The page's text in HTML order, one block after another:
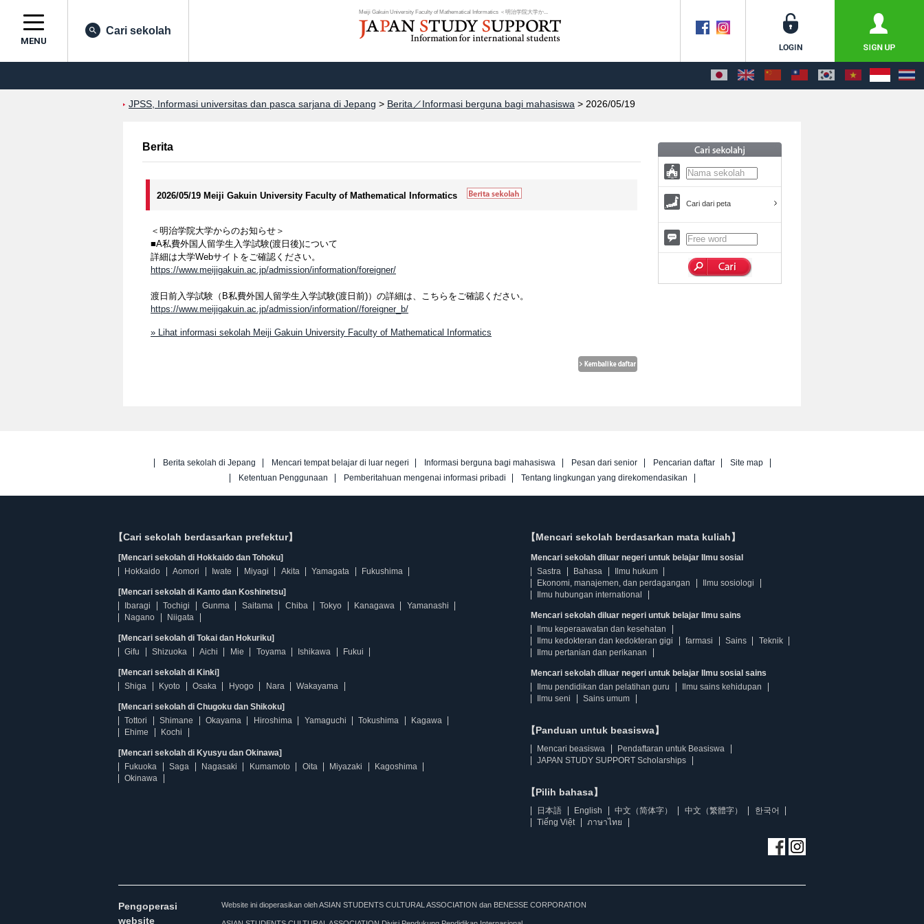
Meiji Gakuin University Faculty of Mathematical Informatics ＜明治学院大学か...
MENU
Cari sekolah
JPSS, Informasi universitas dan pasca sarjana di Jepang > Berita／Informasi berguna bagi mahasiswa > 2026/05/19
Berita
2026/05/19 Meiji Gakuin University Faculty of Mathematical Informatics
＜明治学院大学からのお知らせ＞
■A私費外国人留学生入学試験(渡日後)について
詳細は大学Webサイトをご確認ください。
https://www.meijigakuin.ac.jp/admission/information/foreigner/
渡日前入学試験（B私費外国人留学生入学試験(渡日前)）の詳細は、こちらをご確認ください。
https://www.meijigakuin.ac.jp/admission/information//foreigner_b/
» Lihat informasi sekolah Meiji Gakuin University Faculty of Mathematical Informatics
Cari dari peta
Berita sekolah di Jepang Mencari tempat belajar di luar negeri Informasi berguna bagi mahasiswa Pesan dari senior Pencarian daftar
Site map
Ketentuan Penggunaan
Pemberitahuan mengenai informasi pribadi Tentang lingkungan yang direkomendasikan
【Cari sekolah berdasarkan prefektur】
[Mencari sekolah di Hokkaido dan Tohoku]
Hokkaido
Aomori Iwate Miyagi Akita Yamagata Fukushima
[Mencari sekolah di Kanto dan Koshinetsu]
Ibaragi
Tochigi Gunma Saitama Chiba Tokyo Kanagawa
Yamanashi
Nagano
Niigata
[Mencari sekolah di Tokai dan Hokuriku]
Gifu
Shizuoka Aichi Mie Toyama Ishikawa Fukui
[Mencari sekolah di Kinki]
Shiga
Kyoto Osaka Hyogo Nara Wakayama
[Mencari sekolah di Chugoku dan Shikoku]
Tottori
Shimane Okayama Hiroshima Yamaguchi Tokushima
Kagawa
Ehime
Kochi
[Mencari sekolah di Kyusyu dan Okinawa]
Fukuoka
Saga Nagasaki Kumamoto Oita Miyazaki
Kagoshima
Okinawa
【Mencari sekolah berdasarkan mata kuliah】
Mencari sekolah diluar negeri untuk belajar Ilmu sosial
Sastra
Bahasa
Ilmu hukum
Ekonomi, manajemen, dan perdagangan
Ilmu sosiologi
Ilmu hubungan international
Mencari sekolah diluar negeri untuk belajar Ilmu sains
Ilmu keperaawatan dan kesehatan
Ilmu kedokteran dan kedokteran gigi
farmasi Sains
Teknik
Ilmu pertanian dan perikanan
Mencari sekolah diluar negeri untuk belajar Ilmu sosial sains
Ilmu pendidikan dan pelatihan guru
Ilmu sains kehidupan
Ilmu seni
Sains umum
【Panduan untuk beasiswa】
Mencari beasiswa
Pendaftaran untuk Beasiswa
JAPAN STUDY SUPPORT Scholarships
【Pilih bahasa】
日本語 English 中文（简体字） 中文（繁體字）
한국어
Tiếng Việt
ภาษาไทย
Pengoperasi
website
Website ini dioperasikan oleh ASIAN STUDENTS CULTURAL ASSOCIATION dan BENESSE CORPORATION